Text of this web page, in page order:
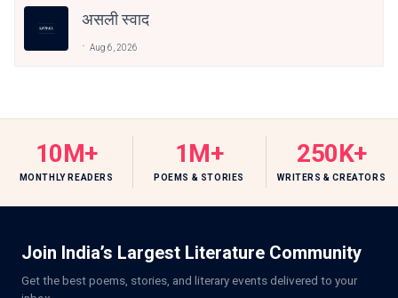
असली स्वाद
Aug 6, 2026
10M+
MONTHLY READERS
1M+
POEMS & STORIES
250K+
WRITERS & CREATORS
Join India’s Largest Literature Community
Get the best poems, stories, and literary events delivered to your